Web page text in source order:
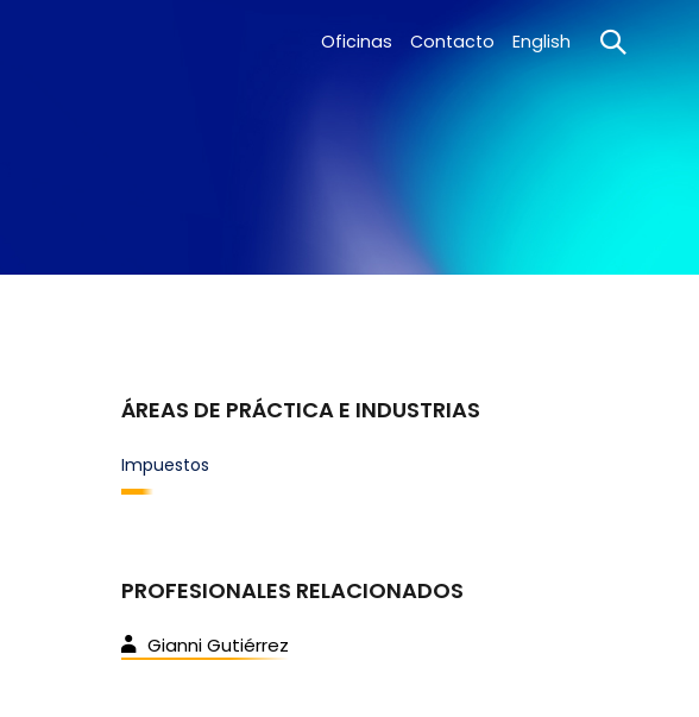
Oficinas Contacto English
ÁREAS DE PRÁCTICA E INDUSTRIAS
Impuestos
PROFESIONALES RELACIONADOS
Gianni Gutiérrez